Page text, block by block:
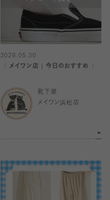
2026.05.30
〈 メイワン店｜今日のおすすめ 〉
靴下屋
メイワン浜松店